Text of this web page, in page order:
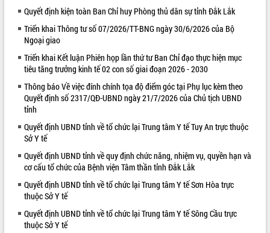
Khám bệnh, cấp phát thuốc miễn phí
và tặng quà người dân xã Cư Pui
Hội nghị UBND tỉnh Đắk Lắk thường kỳ
tháng 7/2026
Lễ truy tặng danh hiệu “Bà Mẹ Việt
Nam Anh hùng” và trao Huân chương
UBND tỉnh Đắk Lắk triển khai nhiệm
vụ 6 tháng cuối năm 2026
Kỳ họp thứ Hai, Hội đồng nhân dân
ALBUM ẢNH
Quyết định kiện toàn Ban Chỉ huy Phòng thủ dân sự tỉnh Đắk Lắk
Triển khai Thông tư số 07/2026/TT-BNG ngày 30/6/2026 của Bộ
Ngoại giao
Triển khai Kết luận Phiên họp lần thứ tư Ban Chỉ đạo thực hiện mục
tiêu tăng trưởng kinh tế 02 con số giai đoạn 2026 - 2030
Thông báo Về việc đính chính tọa độ điểm góc tại Phụ lục kèm theo
Quyết định số 2317/QĐ-UBND ngày 21/7/2026 của Chủ tịch UBND
tỉnh
Quyết định UBND tỉnh về tổ chức lại Trung tâm Y tế Tuy An trực thuộc
Sở Y tế
Quyết định UBND tỉnh về quy định chức năng, nhiệm vụ, quyền hạn và
cơ cấu tổ chức của Bệnh viện Tâm thần tỉnh Đắk Lắk
Quyết định UBND tỉnh về tổ chức lại Trung tâm Y tế Sơn Hòa trực
thuộc Sở Y tế
Quyết định UBND tỉnh về tổ chức lại Trung tâm Y tế Sông Cầu trực
thuộc Sở Y tế